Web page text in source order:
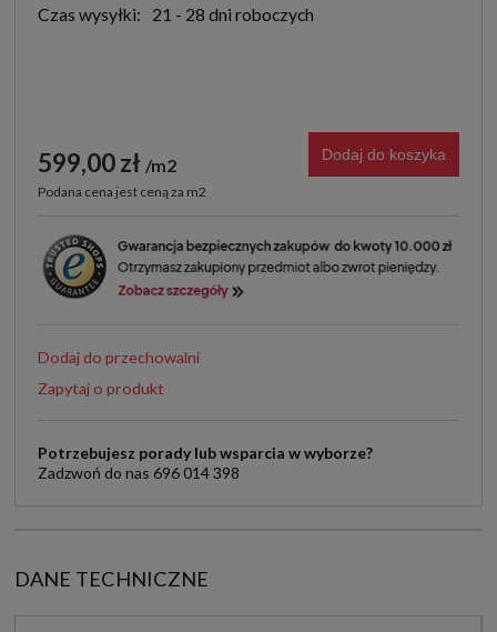
Czas wysyłki:
21 - 28 dni roboczych
599,00 zł m2
Podana cena jest ceną za m2
Dodaj do koszyka
Dodaj do przechowalni
Zapytaj o produkt
Potrzebujesz porady lub wsparcia w wyborze?
Zadzwoń do nas 696 014 398
DANE TECHNICZNE